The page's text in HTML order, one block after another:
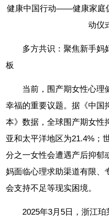
健康中国行动——健康家庭
动仪
多方共识：聚焦新手妈
板
当前，围产期女性心理
幸福的重要议题。据《中国
本》数据，全球围产期女性
亚和太平洋地区为21.4%；
分之一女性会遭遇产后抑郁
妈面临心理求助渠道有限、
会支持不足等现实困境。
2025年3月5日，浙江